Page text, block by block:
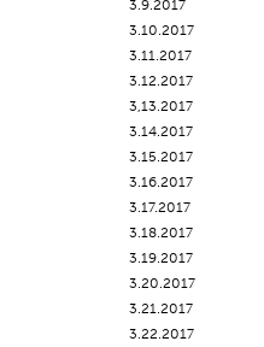
3.9.2017
3.10.2017
3.11.2017
3.12.2017
3,13.2017
3.14.2017
3.15.2017
3.16.2017
3.17.2017
3.18.2017
3.19.2017
3.20.2017
3.21.2017
3.22.2017